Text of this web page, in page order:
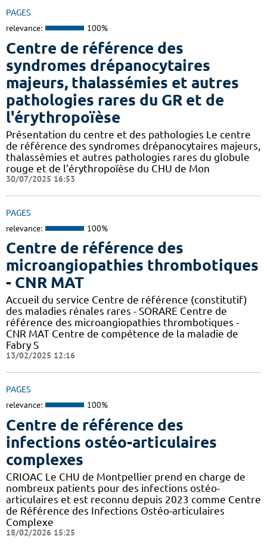
PAGES
relevance: 100%
Centre de référence des
syndromes drépanocytaires
majeurs, thalassémies et autres
pathologies rares du GR et de
l'érythropoïèse
Présentation du centre et des pathologies Le centre
de référence des syndromes drépanocytaires majeurs,
thalassémies et autres pathologies rares du globule
rouge et de l’érythropoïèse du CHU de Mon
30/07/2025 16:53
PAGES
relevance: 100%
Centre de référence des
microangiopathies thrombotiques
- CNR MAT
Accueil du service Centre de référence (constitutif)
des maladies rénales rares - SORARE Centre de
référence des microangiopathies thrombotiques -
CNR MAT Centre de compétence de la maladie de
Fabry S
13/02/2025 12:16
PAGES
relevance: 100%
Centre de référence des
infections ostéo-articulaires
complexes
CRIOAC Le CHU de Montpellier prend en charge de
nombreux patients pour des infections ostéo-
articulaires et est reconnu depuis 2023 comme Centre
de Référence des Infections Ostéo-articulaires
Complexe
18/02/2026 15:25